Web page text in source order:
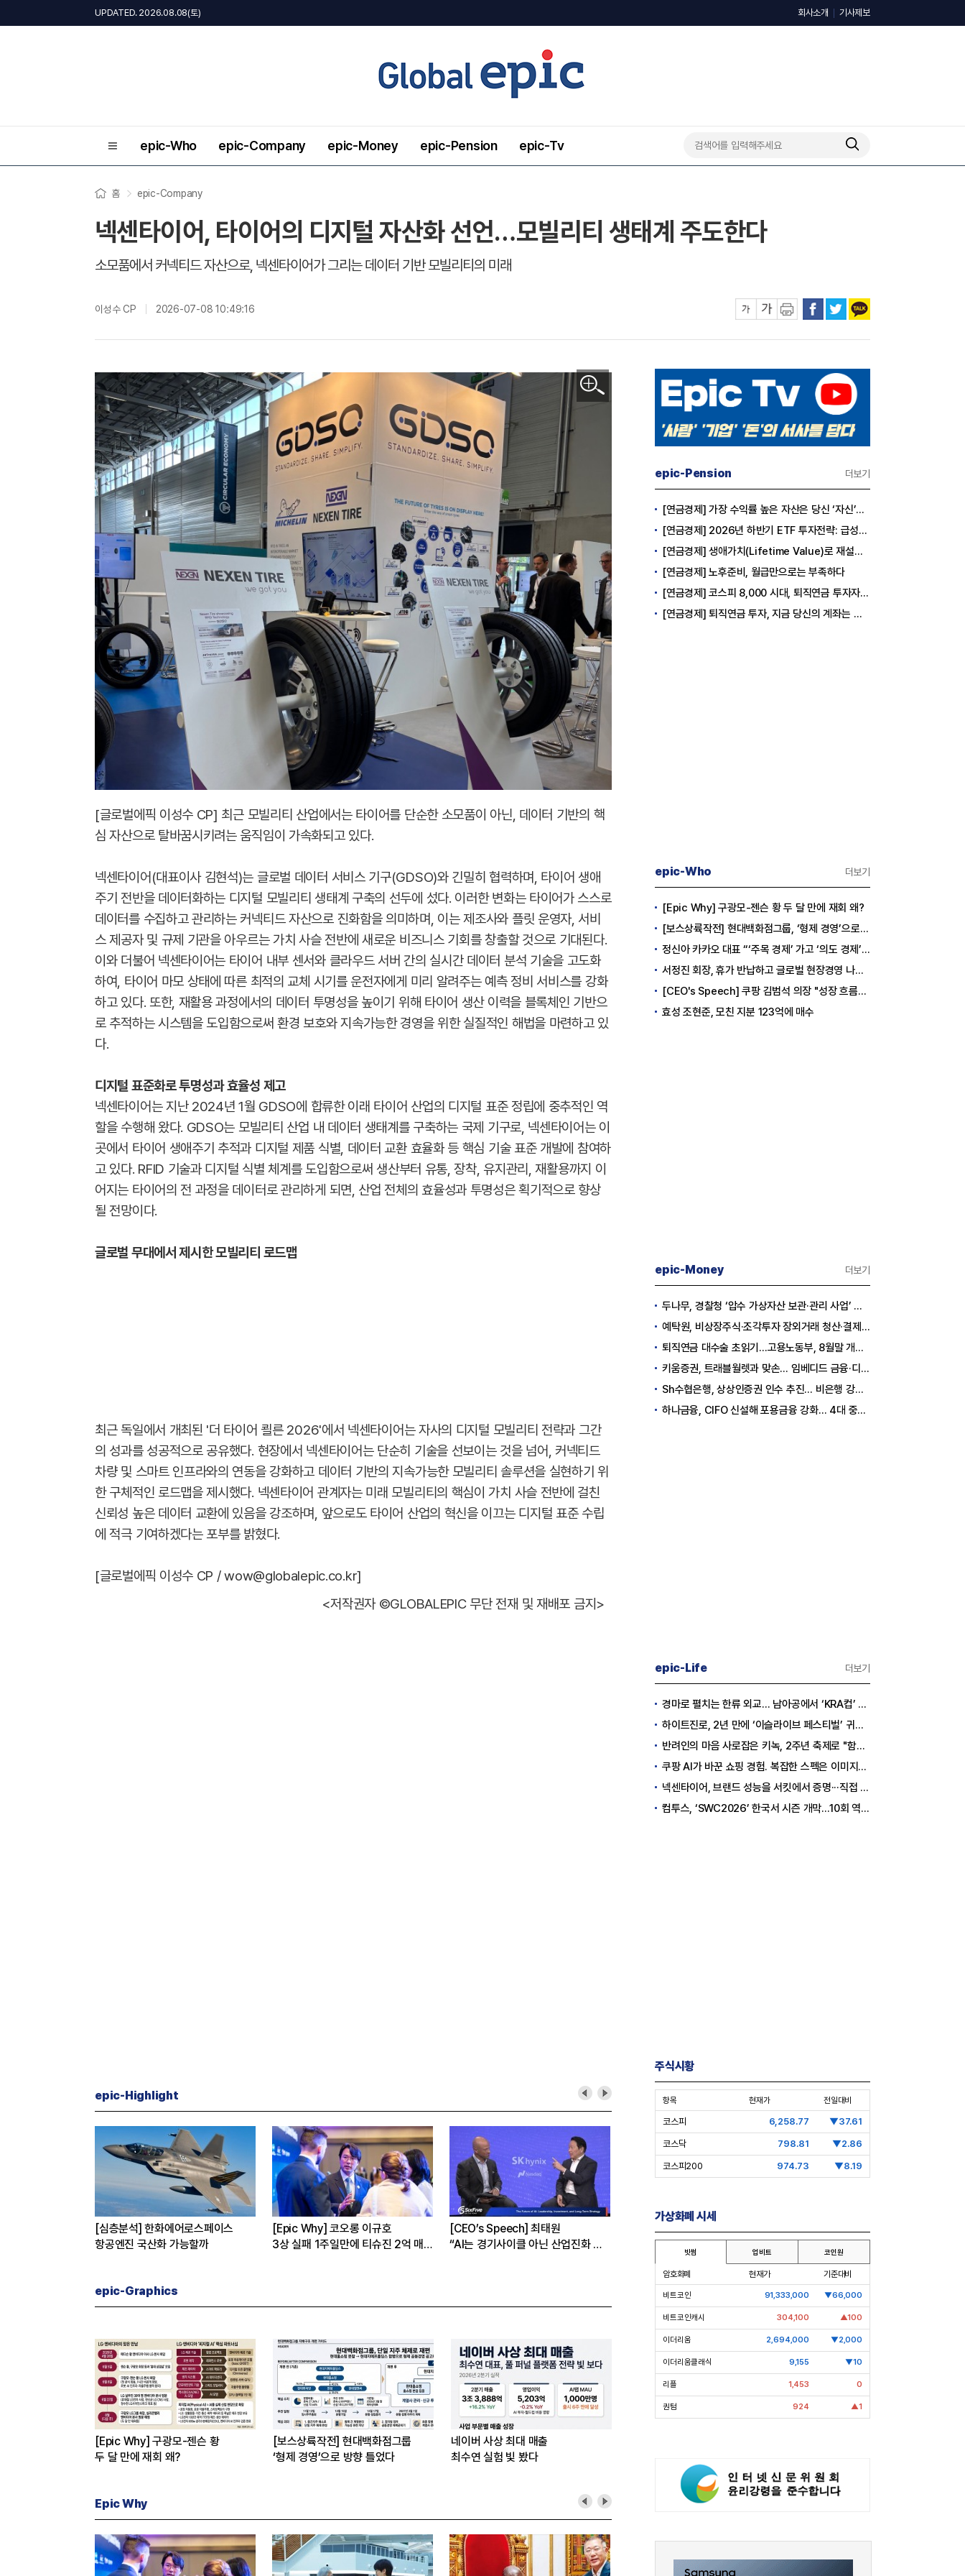
UPDATED. 2026.08.08(토) 회사소개 기사제보
epic-Who epic-Company epic-Money epic-Pension epic-Tv
홈 epic-Company
넥센타이어, 타이어의 디지털 자산화 선언…모빌리티 생태계 주도한다
소모품에서 커넥티드 자산으로, 넥센타이어가 그리는 데이터 기반 모빌리티의 미래
이성수 CP 2026-07-08 10:49:16
이미지 확대보기
[글로벌에픽 이성수 CP] 최근 모빌리티 산업에서는 타이어를 단순한 소모품이 아닌, 데이터 기반의 핵
심 자산으로 탈바꿈시키려는 움직임이 가속화되고 있다.
넥센타이어(대표이사 김현석)는 글로벌 데이터 서비스 기구(GDSO)와 긴밀히 협력하며, 타이어 생애
주기 전반을 데이터화하는 디지털 모빌리티 생태계 구축의 선두에 섰다. 이러한 변화는 타이어가 스스로
데이터를 수집하고 관리하는 커넥티드 자산으로 진화함을 의미하며, 이는 제조사와 플릿 운영자, 서비
스 제공자 및 규제 기관을 아우르는 가치 사슬 전반에 새로운 비즈니스 기회를 창출할 것으로 기대된다.
이와 더불어 넥센타이어는 타이어 내부 센서와 클라우드 서버 간의 실시간 데이터 분석 기술을 고도화
하여, 타이어 마모 상태에 따른 최적의 교체 시기를 운전자에게 미리 알려주는 예측 정비 서비스를 강화
하고 있다. 또한, 재활용 과정에서의 데이터 투명성을 높이기 위해 타이어 생산 이력을 블록체인 기반으
로 추적하는 시스템을 도입함으로써 환경 보호와 지속가능한 경영을 위한 실질적인 해법을 마련하고 있
다.
디지털 표준화로 투명성과 효율성 제고
넥센타이어는 지난 2024년 1월 GDSO에 합류한 이래 타이어 산업의 디지털 표준 정립에 중추적인 역
할을 수행해 왔다. GDSO는 모빌리티 산업 내 데이터 생태계를 구축하는 국제 기구로, 넥센타이어는 이
곳에서 타이어 생애주기 추적과 디지털 제품 식별, 데이터 교환 효율화 등 핵심 기술 표준 개발에 참여하
고 있다. RFID 기술과 디지털 식별 체계를 도입함으로써 생산부터 유통, 장착, 유지관리, 재활용까지 이
어지는 타이어의 전 과정을 데이터로 관리하게 되면, 산업 전체의 효율성과 투명성은 획기적으로 향상
될 전망이다.
글로벌 무대에서 제시한 모빌리티 로드맵
최근 독일에서 개최된 '더 타이어 쾰른 2026'에서 넥센타이어는 자사의 디지털 모빌리티 전략과 그간
의 성과를 성공적으로 공유했다. 현장에서 넥센타이어는 단순히 기술을 선보이는 것을 넘어, 커넥티드
차량 및 스마트 인프라와의 연동을 강화하고 데이터 기반의 지속가능한 모빌리티 솔루션을 실현하기 위
한 구체적인 로드맵을 제시했다. 넥센타이어 관계자는 미래 모빌리티의 핵심이 가치 사슬 전반에 걸친
신뢰성 높은 데이터 교환에 있음을 강조하며, 앞으로도 타이어 산업의 혁신을 이끄는 디지털 표준 수립
에 적극 기여하겠다는 포부를 밝혔다.
[글로벌에픽 이성수 CP / wow@globalepic.co.kr]
<저작권자 ©GLOBALEPIC 무단 전재 및 재배포 금지>
epic-Highlight
Speech] 최태원
는 경기사이클 아닌 산업진화 그
[심층분석] 포스코, 트리플 코어 투자
본격화
[Epic Why] 한화, KAI 지분 왜 사들
일까
[오너가의 자녀들] 신유열, 대권 승계
실전무대에 서다
원]
입사 12년 만에 금융계열 수장 등극
epic-Graphics
[Epic Why] 구광모-젠슨 황
두 달 만에 재회 왜?
[보스상륙작전] 현대백화점그룹
‘형제 경영’으로 방향 틀었다
네이버 사상 최대 매출
최수연 실험 빛 봤다
Epic Why
epic-Pension 더보기
[연금경제] 가장 수익률 높은 자산은 당신 ‘자신’이다
[연금경제] 2026년 하반기 ETF 투자전략: 급성장의 상반기를 접고, 이제 '실적'이 가르는 하반기를 맞다
[연금경제] 생애가치(Lifetime Value)로 재설계하는 은퇴 후 안정적 생활보장과 평생소득 전략
[연금경제] 노후준비, 월급만으로는 부족하다
[연금경제] 코스피 8,000 시대, 퇴직연금 투자자는 왜 지금 FOMO를 경계해야 하는가
[연금경제] 퇴직연금 투자, 지금 당신의 계좌는 어느 편인가?
epic-Who 더보기
[Epic Why] 구광모-젠슨 황 두 달 만에 재회 왜?
[보스상륙작전] 현대백화점그룹, ‘형제 경영’으로 방향 틀었다
정신아 카카오 대표 “‘주목 경제’ 가고 ‘의도 경제’ 왔다”
서정진 회장, 휴가 반납하고 글로벌 현장경영 나선다
[CEO's Speech] 쿠팡 김범석 의장 "성장 흐름은 변하지 않았다"
효성 조현준, 모친 지분 123억에 매수
epic-Money 더보기
두나무, 경찰청 ‘압수 가상자산 보관·관리 사업’ 최종 낙찰
예탁원, 비상장주식·조각투자 장외거래 청산·결제 인프라 구축 착수
퇴직연금 대수술 초읽기…고용노동부, 8월말 개정안 발표
키움증권, 트래블월렛과 맞손… 임베디드 금융·디지털 자산 신사업 추진
Sh수협은행, 상상인증권 인수 추진… 비은행 강화 ‘금융그룹’ 도약 발판
하나금융, CIFO 신설해 포용금융 강화… 4대 중심축 중심 상반기 목표 60% 달성
epic-Life 더보기
경마로 펼치는 한류 외교… 남아공에서 ‘KRA컵’ 개최하는 한국마사회
하이트진로, 2년 만에 ‘이슬라이브 페스티벌’ 귀환…25,000명 규모 대확장
반려인의 마음 사로잡은 키녹, 2주년 축제로 "함께하는 즐거움"을 선물하다
쿠팡 AI가 바꾼 쇼핑 경험. 복잡한 스펙은 이미지로, 수백 개 리뷰는 한눈에…
넥센타이어, 브랜드 성능을 서킷에서 증명···직접 체험하는 고객 참여형 마케팅 확대
컴투스, ‘SWC2026’ 한국서 시즌 개막…10회 역사를 이어갈 챔피언은 누가 될까
주식시황
항목 현재가 전일대비
코스피 6,258.77 ▼37.61
코스닥 798.81 ▼2.86
코스피200 974.73 ▼8.19
가상화폐 시세
빗썸 업비트 코인원
암호화폐 현재가 기준대비
비트코인 91,333,000 ▼66,000
비트코인캐시 304,100 ▲100
이더리움 2,694,000 ▼2,000
이더리움클래식 9,155 ▼10
리플 1,453 0
퀀텀 924 ▲1